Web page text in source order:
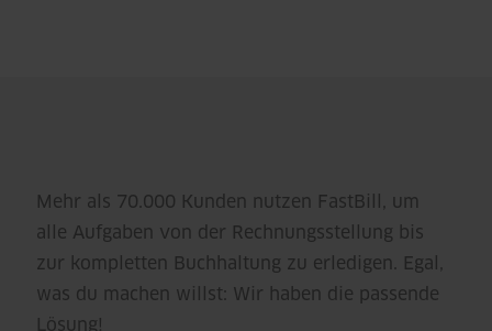
Mehr als 70.000 Kunden nutzen FastBill, um
alle Aufgaben von der Rechnungsstellung bis
zur kompletten Buchhaltung zu erledigen. Egal,
was du machen willst: Wir haben die passende
Lösung!